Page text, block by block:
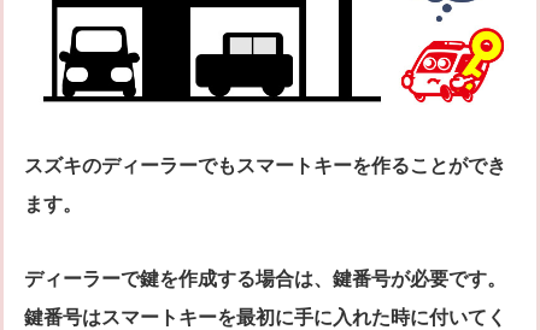
スズキのディーラーでもスマートキーを作ることができ
ます。
ディーラーで鍵を作成する場合は、鍵番号が必要です。
鍵番号はスマートキーを最初に手に入れた時に付いてく